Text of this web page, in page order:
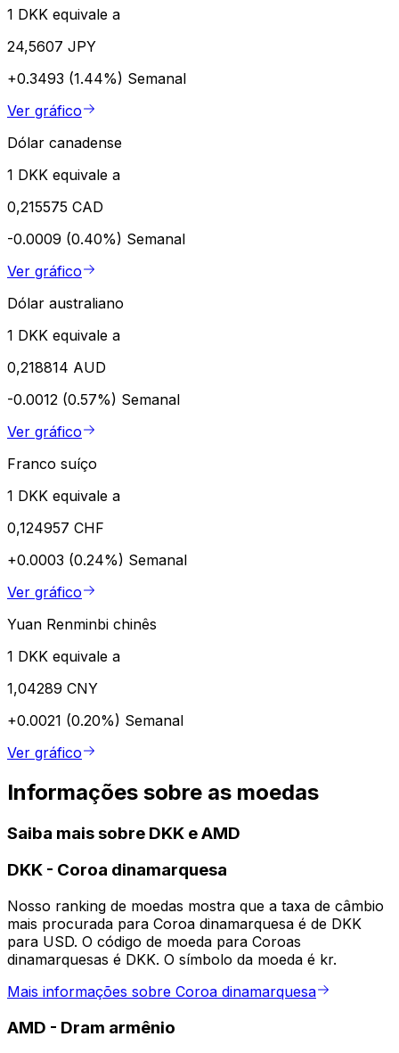
1 DKK equivale a
24,5607 JPY
+0.3493 (1.44%) Semanal
Ver gráfico
Dólar canadense
1 DKK equivale a
0,215575 CAD
-0.0009 (0.40%) Semanal
Ver gráfico
Dólar australiano
1 DKK equivale a
0,218814 AUD
-0.0012 (0.57%) Semanal
Ver gráfico
Franco suíço
1 DKK equivale a
0,124957 CHF
+0.0003 (0.24%) Semanal
Ver gráfico
Yuan Renminbi chinês
1 DKK equivale a
1,04289 CNY
+0.0021 (0.20%) Semanal
Ver gráfico
Informações sobre as moedas
Saiba mais sobre DKK e AMD
DKK - Coroa dinamarquesa
Nosso ranking de moedas mostra que a taxa de câmbio
mais procurada para Coroa dinamarquesa é de DKK
para USD. O código de moeda para Coroas
dinamarquesas é DKK. O símbolo da moeda é kr.
Mais informações sobre Coroa dinamarquesa
AMD - Dram armênio